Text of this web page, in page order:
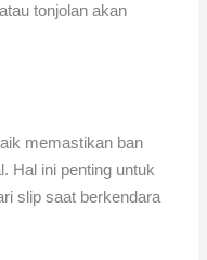
tonjolan akan
memastikan ban
Hal ini penting untuk
slip saat berkendara